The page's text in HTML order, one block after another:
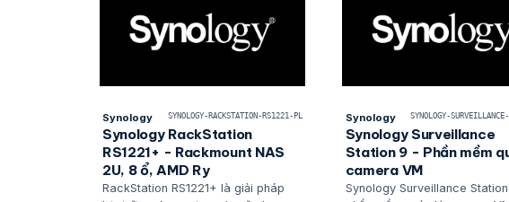
Synology SYNOLOGY-RACKSTATION-RS1221-PL
Synology RackStation
RS1221+ - Rackmount NAS
2U, 8 ổ, AMD Ry
RackStation RS1221+ là giải pháp
Synology SYNOLOGY-
Synology Surveillance
Station 9 - Phần mềm
camera VM
Synology Surveillance